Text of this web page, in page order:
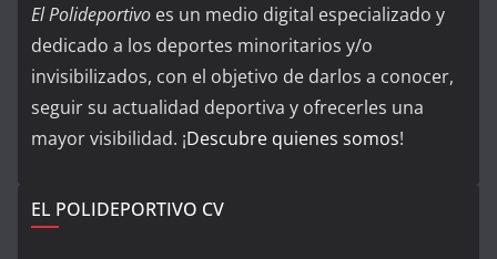
El Polideportivo es un medio digital especializado y
dedicado a los deportes minoritarios y/o
invisibilizados, con el objetivo de darlos a conocer,
seguir su actualidad deportiva y ofrecerles una
mayor visibilidad. ¡Descubre quienes somos!
EL POLIDEPORTIVO CV